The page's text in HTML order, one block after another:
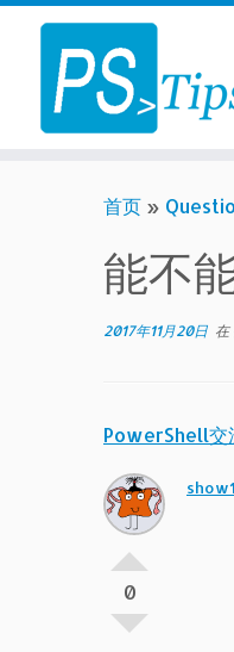
Skip
content
首页 »
能不
2017年11月20日 在
PowerShell交
0